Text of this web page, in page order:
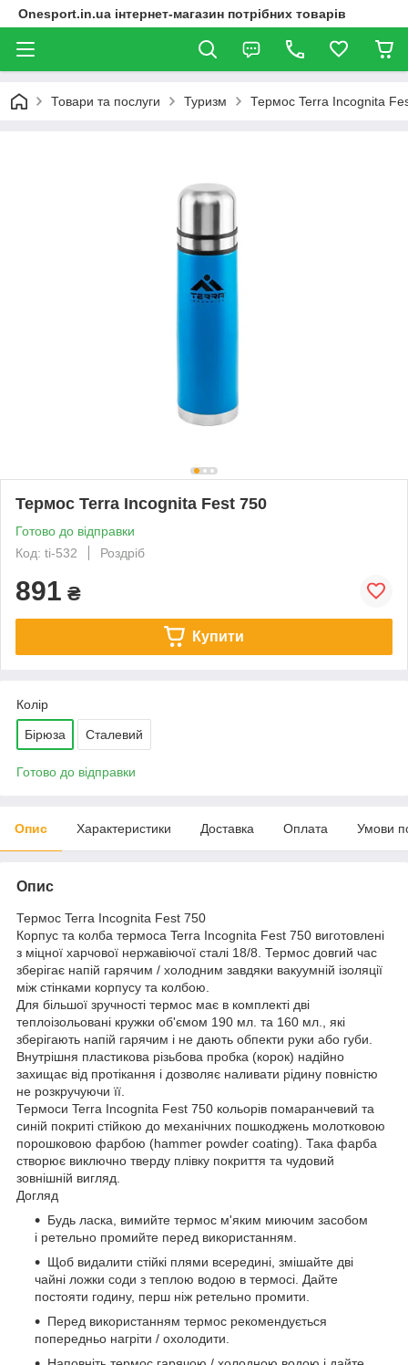
Onesport.in.ua інтернет-магазин потрібних товарів
Товари та послуги Туризм Термос Terra Incognita
Термос Terra Incognita Fest 750
Готово до відправки
Код: ti-532
Роздріб
891 ₴
Купити
Колір
Бірюза Сталевий
Готово до відправки
Опис Характеристики Доставка Оплата Умови
Опис
Термос Terra Incognita Fest 750
Корпус та колба термоса Terra Incognita Fest 750 виготовлені
з міцної харчової нержавіючої сталі 18/8. Термос довгий час
зберігає напій гарячим / холодним завдяки вакуумній ізоляції
між стінками корпусу та колбою.
Для більшої зручності термос має в комплекті дві
теплоізольовані кружки об'ємом 190 мл. та 160 мл., які
зберігають напій гарячим і не дають обпекти руки або губи.
Внутрішня пластикова різьбова пробка (корок) надійно
захищає від протікання і дозволяє наливати рідину повністю
не розкручуючи її.
Термоси Terra Incognita Fest 750 кольорів помаранчевий та
синій покриті стійкою до механічних пошкоджень молотковою
порошковою фарбою (hammer powder coating). Така фарба
створює виключно тверду плівку покриття та чудовий
зовнішній вигляд.
Догляд
Будь ласка, вимийте термос м'яким миючим засобом
і ретельно промийте перед використанням.
Щоб видалити стійкі плями всередині, змішайте дві
чайні ложки соди з теплою водою в термосі. Дайте
постояти годину, перш ніж ретельно промити.
Перед використанням термос рекомендується
попередньо нагріти / охолодити.